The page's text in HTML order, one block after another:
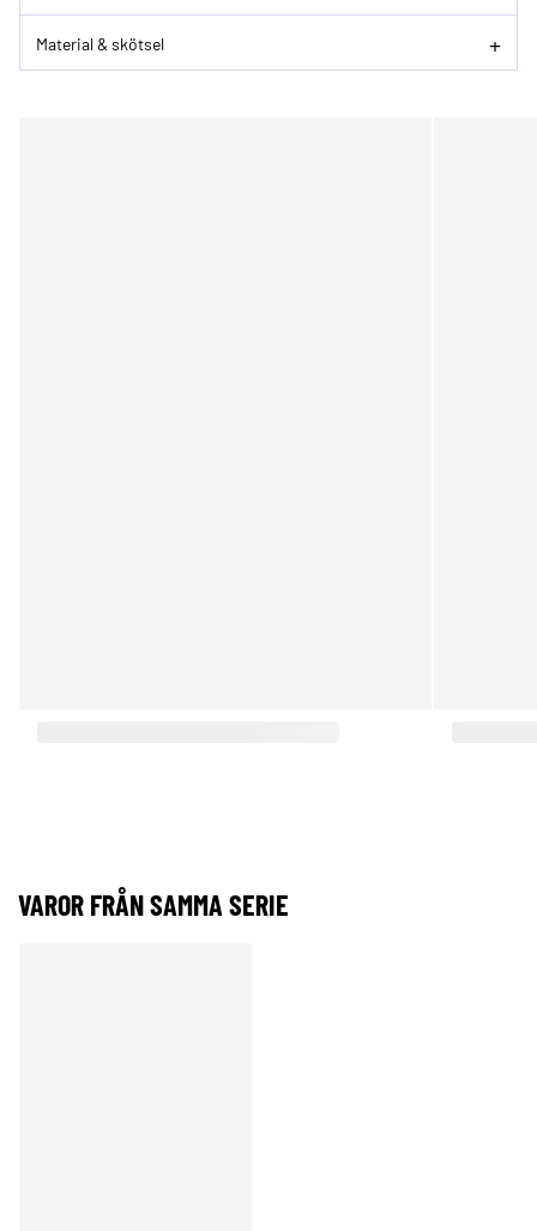
Material & skötsel
VAROR FRÅN SAMMA SERIE